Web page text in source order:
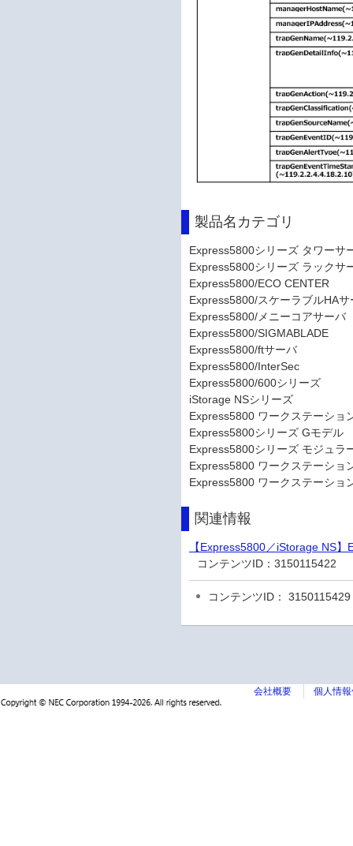
製品名カテゴリ
Express5800シリーズ タワーサ
Express5800シリーズ ラックサ
Express5800/ECO CENTER
Express5800/スケーラブルHAサ
Express5800/メニーコアサーバ
Express5800/SIGMABLADE
Express5800/ftサーバ
Express5800/InterSec
Express5800/600シリーズ
iStorage NSシリーズ
Express5800 ワークステーショ
Express5800シリーズ Gモデル
Express5800シリーズ モジュラ
Express5800 ワークステーショ
Express5800 ワークステーショ
関連情報
【Express5800／iStorage NS
コンテンツID：3150115422
コンテンツID： 3150115429
会社概要 個人情